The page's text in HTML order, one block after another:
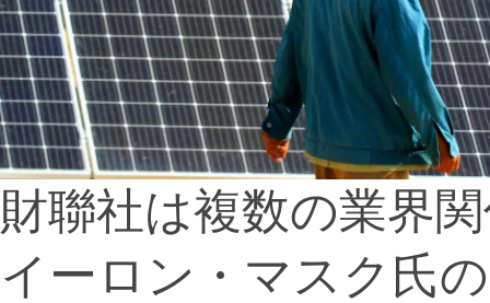
財聯社は複数の業界
イーロン・マスク氏